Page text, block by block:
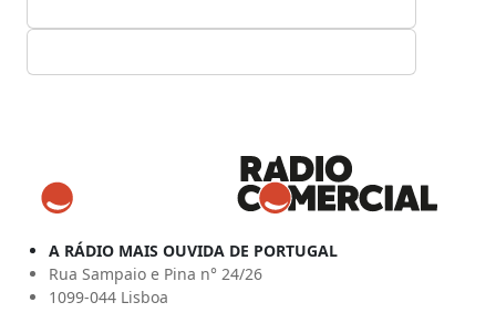
A RÁDIO MAIS OUVIDA DE PORTUGAL
Rua Sampaio e Pina n° 24/26
1099-044 Lisboa